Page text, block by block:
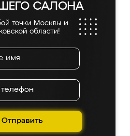
САЛОНА
точки Москвы и
области!
Отправить